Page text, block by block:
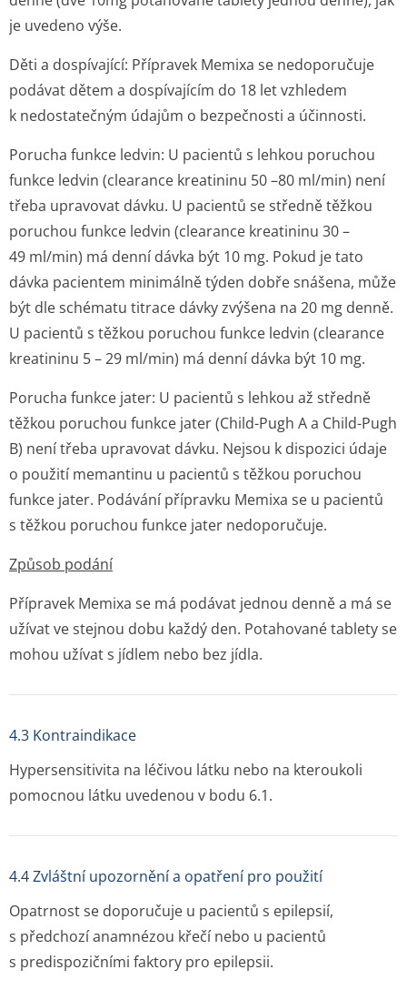
je uvedeno výše.
Děti a dospívající: Přípravek Memixa se nedoporučuje
podávat dětem a dospívajícím do 18 let vzhledem
k nedostatečným údajům o bezpečnosti a účinnosti.
Porucha funkce ledvin: U pacientů s lehkou poruchou
funkce ledvin (clearance kreatininu 50 –80 ml/min) není
třeba upravovat dávku. U pacientů se středně těžkou
poruchou funkce ledvin (clearance kreatininu 30 –
49 ml/min) má denní dávka být 10 mg. Pokud je tato
dávka pacientem minimálně týden dobře snášena, může
být dle schématu titrace dávky zvýšena na 20 mg denně.
U pacientů s těžkou poruchou funkce ledvin (clearance
kreatininu 5 – 29 ml/min) má denní dávka být 10 mg.
Porucha funkce jater: U pacientů s lehkou až středně
těžkou poruchou funkce jater (Child-Pugh A a Child-Pugh
B) není třeba upravovat dávku. Nejsou k dispozici údaje
o použití memantinu u pacientů s těžkou poruchou
funkce jater. Podávání přípravku Memixa se u pacientů
s těžkou poruchou funkce jater nedoporučuje.
Způsob podání
Přípravek Memixa se má podávat jednou denně a má se
užívat ve stejnou dobu každý den. Potahované tablety se
mohou užívat s jídlem nebo bez jídla.
4.3 Kontraindikace
Hypersensitivita na léčivou látku nebo na kteroukoli
pomocnou látku uvedenou v bodu 6.1.
4.4 Zvláštní upozornění a opatření pro použití
Opatrnost se doporučuje u pacientů s epilepsií,
s předchozí anamnézou křečí nebo u pacientů
s predispozičními faktory pro epilepsii.